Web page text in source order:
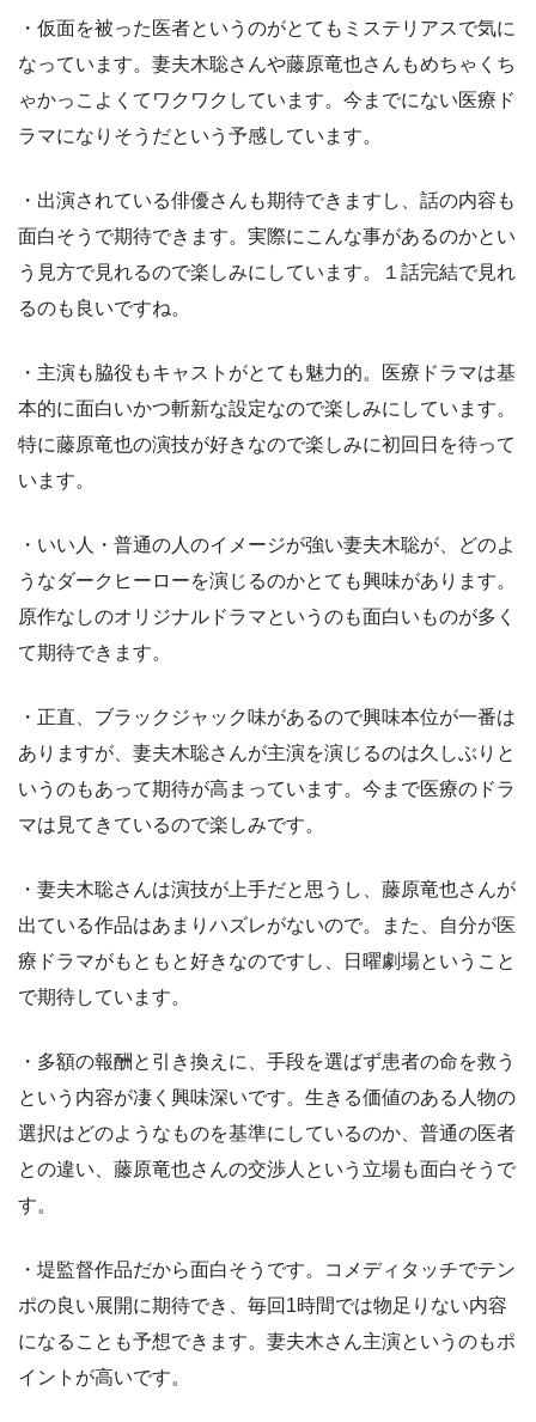
・仮面を被った医者というのがとてもミステリアスで気に
なっています。妻夫木聡さんや藤原竜也さんもめちゃくち
ゃかっこよくてワクワクしています。今までにない医療ド
ラマになりそうだという予感しています。
・出演されている俳優さんも期待できますし、話の内容も
面白そうで期待できます。実際にこんな事があるのかとい
う見方で見れるので楽しみにしています。１話完結で見れ
るのも良いですね。
・主演も脇役もキャストがとても魅力的。医療ドラマは基
本的に面白いかつ斬新な設定なので楽しみにしています。
特に藤原竜也の演技が好きなので楽しみに初回日を待って
います。
・いい人・普通の人のイメージが強い妻夫木聡が、どのよ
うなダークヒーローを演じるのかとても興味があります。
原作なしのオリジナルドラマというのも面白いものが多く
て期待できます。
・正直、ブラックジャック味があるので興味本位が一番は
ありますが、妻夫木聡さんが主演を演じるのは久しぶりと
いうのもあって期待が高まっています。今まで医療のドラ
マは見てきているので楽しみです。
・妻夫木聡さんは演技が上手だと思うし、藤原竜也さんが
出ている作品はあまりハズレがないので。また、自分が医
療ドラマがもともと好きなのですし、日曜劇場ということ
で期待しています。
・多額の報酬と引き換えに、手段を選ばず患者の命を救う
という内容が凄く興味深いです。生きる価値のある人物の
選択はどのようなものを基準にしているのか、普通の医者
との違い、藤原竜也さんの交渉人という立場も面白そうで
す。
・堤監督作品だから面白そうです。コメディタッチでテン
ポの良い展開に期待でき、毎回1時間では物足りない内容
になることも予想できます。妻夫木さん主演というのもポ
イントが高いです。